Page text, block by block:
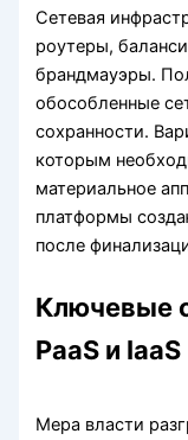
Сетевая
роутеры,
брандмауэры.
обособленные
сохранности.
которым
материальное
платформы
после
Ключевые
PaaS и IaaS
Мера власти